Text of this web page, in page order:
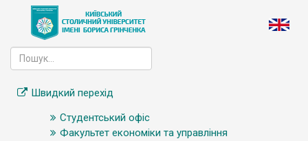
Швидкий перехід
Студентський офіс
Факультет економіки та управління